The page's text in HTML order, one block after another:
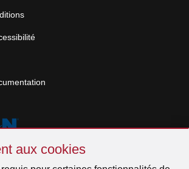
aux cookies